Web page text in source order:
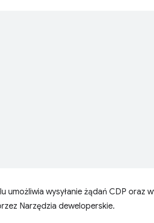
umożliwia wysyłanie żądań CDP oraz
Narzędzia deweloperskie.